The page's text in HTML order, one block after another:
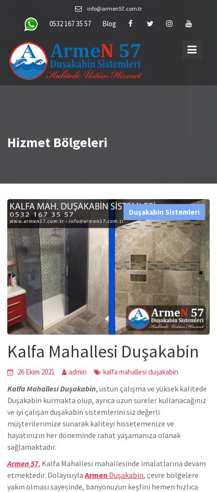
content
info@armen57.com.tr
0532 167 35 57 Blog
Hizmet Bölgeleri
Duşakabin Sistemleri
Kalfa Mahallesi Duşakabin
26 Ekim 2021 admin kalfa mahallesi duşakabin
Kalfa Mahallesi Duşakabin, üstün çalışma ve yüksek kalitede
Duşakabin kurmakta olup, ayrıca uzun süreler kullanacağınız
ve iyi çalışan duşakabin sistemlerini siz değerli
müşterilerimize sunarak kaliteyi hissetemenize ve
hayatınızın her döneminde rahat yaşamanıza olanak
sağlamaktadır.
Armen 57, Kalfa Mahallesi mahallesinde imalatlarına devam
etmektedir. Dolayısıyla Armen Duşakabin, çevre bölgelere
yakın olması sayesinde, banyonuzun keşfini hemen hızlıca